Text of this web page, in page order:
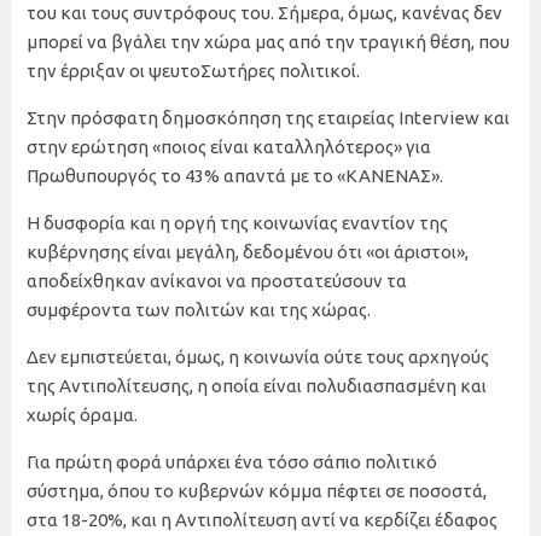
του και τους συντρόφους του. Σήμερα, όμως, κανένας δεν
μπορεί να βγάλει την χώρα μας από την τραγική θέση, που
την έρριξαν οι ψευτοΣωτήρες πολιτικοί.
Στην πρόσφατη δημοσκόπηση της εταιρείας Interview και
στην ερώτηση «ποιος είναι καταλληλότερος» για
Πρωθυπουργός το 43% απαντά με το «ΚΑΝΕΝΑΣ».
Η δυσφορία και η οργή της κοινωνίας εναντίον της
κυβέρνησης είναι μεγάλη, δεδομένου ότι «οι άριστοι»,
αποδείχθηκαν ανίκανοι να προστατεύσουν τα
συμφέροντα των πολιτών και της χώρας.
Δεν εμπιστεύεται, όμως, η κοινωνία ούτε τους αρχηγούς
της Αντιπολίτευσης, η οποία είναι πολυδιασπασμένη και
χωρίς όραμα.
Για πρώτη φορά υπάρχει ένα τόσο σάπιο πολιτικό
σύστημα, όπου το κυβερνών κόμμα πέφτει σε ποσοστά,
στα 18-20%, και η Αντιπολίτευση αντί να κερδίζει έδαφος